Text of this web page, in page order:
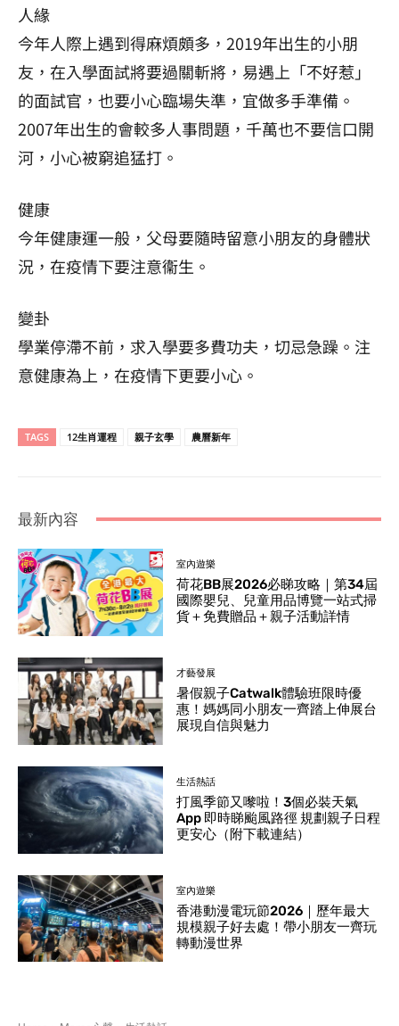
人緣
今年人際上遇到得麻煩頗多，2019年出生的小朋
友，在入學面試將要過關斬將，易遇上「不好惹」
的面試官，也要小心臨場失準，宜做多手準備。
2007年出生的會較多人事問題，千萬也不要信口開
河，小心被窮追猛打。
健康
今年健康運一般，父母要隨時留意小朋友的身體狀
況，在疫情下要注意衞生。
變卦
學業停滯不前，求入學要多費功夫，切忌急躁。注
意健康為上，在疫情下更要小心。
TAGS 12生肖運程 親子玄學 農曆新年
最新內容
室內遊樂
荷花BB展2026必睇攻略｜第34屆
國際嬰兒、兒童用品博覽一站式掃
貨＋免費贈品＋親子活動詳情
才藝發展
暑假親子Catwalk體驗班限時優
惠！媽媽同小朋友一齊踏上伸展台
展現自信與魅力
生活熱話
打風季節又嚟啦！3個必裝天氣
App 即時睇颱風路徑 規劃親子日程
更安心（附下載連結）
室內遊樂
香港動漫電玩節2026｜歷年最大
規模親子好去處！帶小朋友一齊玩
轉動漫世界